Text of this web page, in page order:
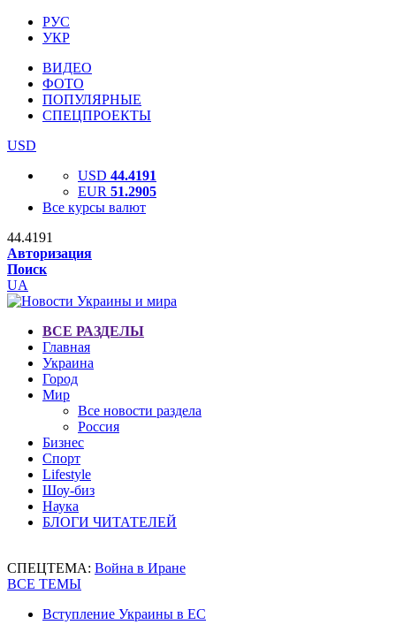
РУС
УКР
ВИДЕО
ФОТО
ПОПУЛЯРНЫЕ
СПЕЦПРОЕКТЫ
USD
USD 44.4191
EUR 51.2905
Все курсы валют
44.4191
Авторизация
Поиск
UA
ВСЕ РАЗДЕЛЫ
Главная
Украина
Город
Мир
Все новости раздела
Россия
Бизнес
Спорт
Lifestyle
Шоу-биз
Наука
БЛОГИ ЧИТАТЕЛЕЙ
СПЕЦТЕМА: Война в Иране
ВСЕ ТЕМЫ
Вступление Украины в ЕС